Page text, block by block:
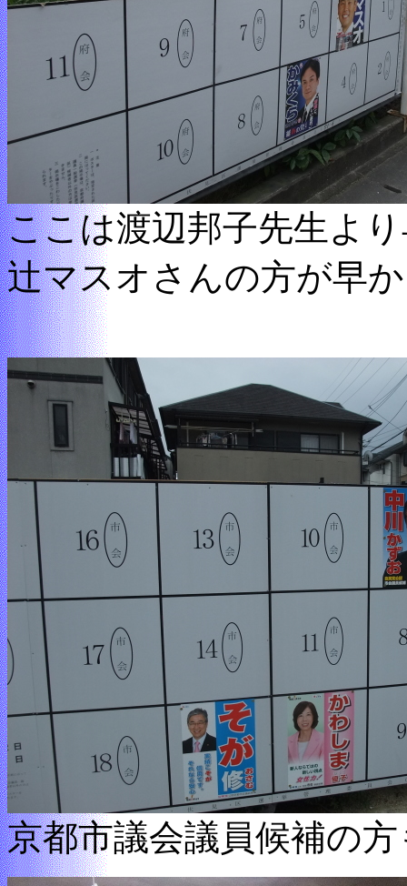
ここは渡辺邦子先生よ
辻マスオさんの方が早
京都市議会議員候補の